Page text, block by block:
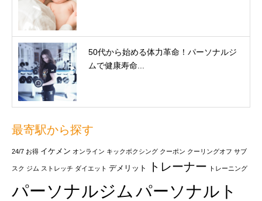
50代から始める体力革命！パーソナルジ
ムで健康寿命...
最寄駅から探す
24/7 お得 イケメン オンライン キックボクシング クーポン クーリングオフ サブ
スク ジム ストレッチ ダイエット デメリット トレーナー トレーニング
パーソナルジム パーソナルト